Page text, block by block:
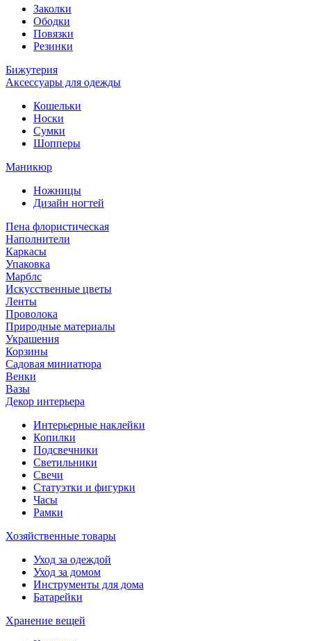
Заколки
Ободки
Повязки
Резинки
Бижутерия
Аксессуары для одежды
Кошельки
Носки
Сумки
Шопперы
Маникюр
Ножницы
Дизайн ногтей
Пена флористическая
Наполнители
Каркасы
Упаковка
Марблс
Искусственные цветы
Ленты
Проволока
Природные материалы
Украшения
Корзины
Садовая миниатюра
Венки
Вазы
Декор интерьера
Интерьерные наклейки
Копилки
Подсвечники
Светильники
Свечи
Статуэтки и фигурки
Часы
Рамки
Хозяйственные товары
Уход за одеждой
Уход за домом
Инструменты для дома
Батарейки
Хранение вещей